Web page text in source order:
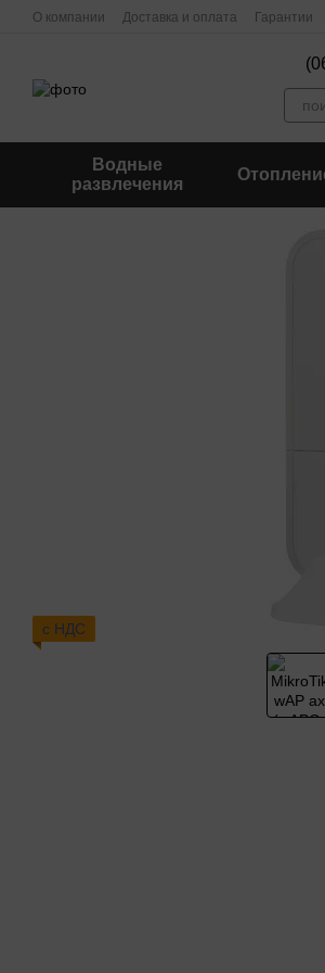
Перейти к основному контенту
О компании Доставка и оплата Гарантии
Водные
развлечения
с НДС